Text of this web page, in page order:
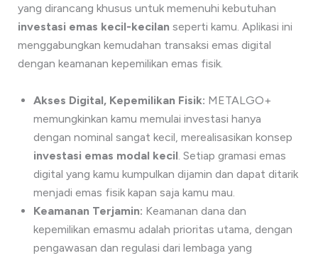
yang dirancang khusus untuk memenuhi kebutuhan
investasi emas kecil-kecilan seperti kamu. Aplikasi ini
menggabungkan kemudahan transaksi emas digital
dengan keamanan kepemilikan emas fisik.
Akses Digital, Kepemilikan Fisik: METALGO+
memungkinkan kamu memulai investasi hanya
dengan nominal sangat kecil, merealisasikan konsep
investasi emas modal kecil . Setiap gramasi emas
digital yang kamu kumpulkan dijamin dan dapat ditarik
menjadi emas fisik kapan saja kamu mau.
Keamanan Terjamin: Keamanan dana dan
kepemilikan emasmu adalah prioritas utama, dengan
pengawasan dan regulasi dari lembaga yang